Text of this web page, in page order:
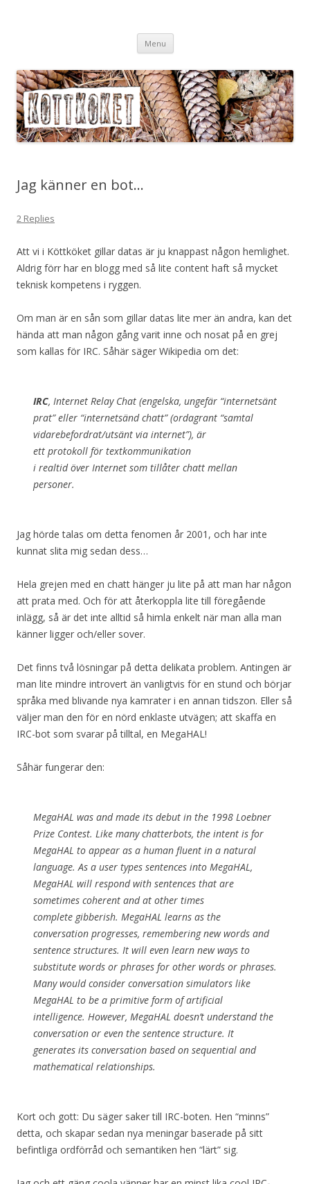
köttvärlden
Menu Skip
content
Jag känner en bot…
2 Replies
Att vi i Köttköket gillar datas är ju knappast någon hemlighet.
Aldrig förr har en blogg med så lite content haft så mycket
teknisk kompetens i ryggen.
Om man är en sån som gillar datas lite mer än andra, kan det
hända att man någon gång varit inne och nosat på en grej
som kallas för IRC. Såhär säger Wikipedia om det:
IRC, Internet Relay Chat (engelska, ungefär “internetsänt
prat” eller “internetsänd chatt” (ordagrant “samtal
vidarebefordrat/utsänt via internet”), är
ett protokoll för textkommunikation
i realtid över Internet som tillåter chatt mellan
personer.
Jag hörde talas om detta fenomen år 2001, och har inte
kunnat slita mig sedan dess…
Hela grejen med en chatt hänger ju lite på att man har någon
att prata med. Och för att återkoppla lite till föregående
inlägg, så är det inte alltid så himla enkelt när man alla man
känner ligger och/eller sover.
Det finns två lösningar på detta delikata problem. Antingen är
man lite mindre introvert än vanligtvis för en stund och börjar
språka med blivande nya kamrater i en annan tidszon. Eller så
väljer man den för en nörd enklaste utvägen; att skaffa en
IRC-bot som svarar på tilltal, en MegaHAL!
Såhär fungerar den:
MegaHAL was and made its debut in the 1998 Loebner
Prize Contest. Like many chatterbots, the intent is for
MegaHAL to appear as a human fluent in a natural
language. As a user types sentences into MegaHAL,
MegaHAL will respond with sentences that are
sometimes coherent and at other times
complete gibberish. MegaHAL learns as the
conversation progresses, remembering new words and
sentence structures. It will even learn new ways to
substitute words or phrases for other words or phrases.
Many would consider conversation simulators like
MegaHAL to be a primitive form of artificial
intelligence. However, MegaHAL doesn’t understand the
conversation or even the sentence structure. It
generates its conversation based on sequential and
mathematical relationships.
Kort och gott: Du säger saker till IRC-boten. Hen “minns”
detta, och skapar sedan nya meningar baserade på sitt
befintliga ordförråd och semantiken hen “lärt” sig.